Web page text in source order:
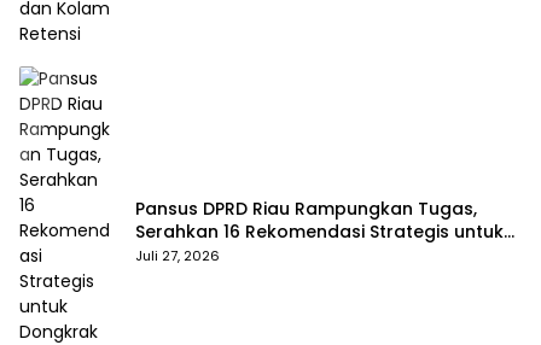
Pansus DPRD Riau Rampungkan Tugas,
Serahkan 16 Rekomendasi Strategis untuk
Dongkrak Pendapatan Daerah
Juli 27, 2026